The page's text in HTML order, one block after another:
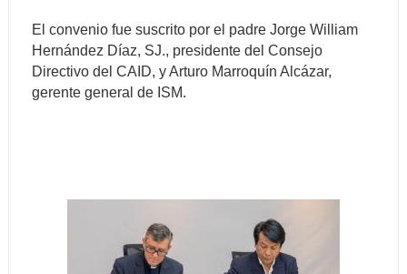
El convenio fue suscrito por el padre Jorge William
Hernández Díaz, SJ., presidente del Consejo
Directivo del CAID, y Arturo Marroquín Alcázar,
gerente general de ISM.